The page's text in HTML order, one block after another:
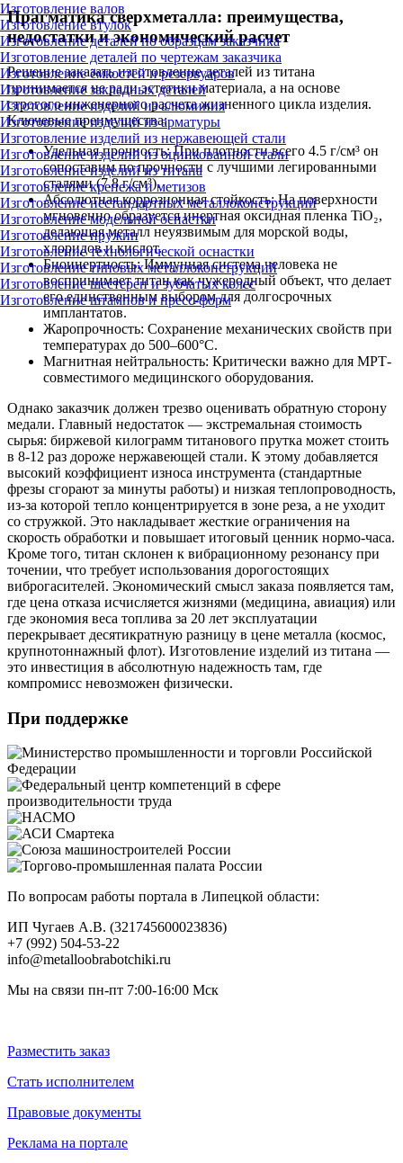
Изготовление валов
Изготовление втулок
Изготовление деталей по образцам заказчика
Изготовление деталей по чертежам заказчика
Изготовление ёмкостей и резервуаров
Изготовление закладных деталей
Изготовление изделий из алюминия
Изготовление изделий из арматуры
Изготовление изделий из нержавеющей стали
Изготовление изделий из оцинкованной стали
Изготовление изделий из титана
Изготовление крепежа и метизов
Изготовление нестандартных металлоконструкций
Изготовление модельной оснастки
Изготовление пружин
Изготовление технологической оснастки
Изготовление типовых металлоконструкций
Изготовление шестерен и зубчатых колес
Изготовление штампов и пресс-форм
Прагматика сверхметалла: преимущества,
недостатки и экономический расчет
Решение заказать изготовление деталей из титана
принимается не ради эстетики материала, а на основе
строгого инженерного расчета жизненного цикла изделия.
Ключевые преимущества:
Удельная прочность: При плотности всего 4.5 г/см³ он
сопоставим по прочности с лучшими легированными
сталями (7.8 г/см³).
Абсолютная коррозионная стойкость: На поверхности
мгновенно образуется инертная оксидная пленка TiO₂,
делающая металл неуязвимым для морской воды,
хлоридов и кислот.
Биоинертность: Иммунная система человека не
воспринимает титан как чужеродный объект, что делает
его единственным выбором для долгосрочных
имплантатов.
Жаропрочность: Сохранение механических свойств при
температурах до 500–600°C.
Магнитная нейтральность: Критически важно для МРТ-
совместимого медицинского оборудования.
Однако заказчик должен трезво оценивать обратную сторону
медали. Главный недостаток — экстремальная стоимость
сырья: биржевой килограмм титанового прутка может стоить
в 8-12 раз дороже нержавеющей стали. К этому добавляется
высокий коэффициент износа инструмента (стандартные
фрезы сгорают за минуты работы) и низкая теплопроводность,
из-за которой тепло концентрируется в зоне реза, а не уходит
со стружкой. Это накладывает жесткие ограничения на
скорость обработки и повышает итоговый ценник нормо-часа.
Кроме того, титан склонен к вибрационному резонансу при
точении, что требует использования дорогостоящих
виброгасителей. Экономический смысл заказа появляется там,
где цена отказа исчисляется жизнями (медицина, авиация) или
где экономия веса топлива за 20 лет эксплуатации
перекрывает десятикратную разницу в цене металла (космос,
крупнотоннажный флот). Изготовление изделий из титана —
это инвестиция в абсолютную надежность там, где
компромисс невозможен физически.
При поддержке
По вопросам работы портала в Липецкой области:
ИП Чугаев А.В. (321745600023836)
+7 (992) 504-53-22
info@metalloobrabotchiki.ru
Мы на связи пн-пт 7:00-16:00 Мск
Разместить заказ
Стать исполнителем
Правовые документы
Реклама на портале